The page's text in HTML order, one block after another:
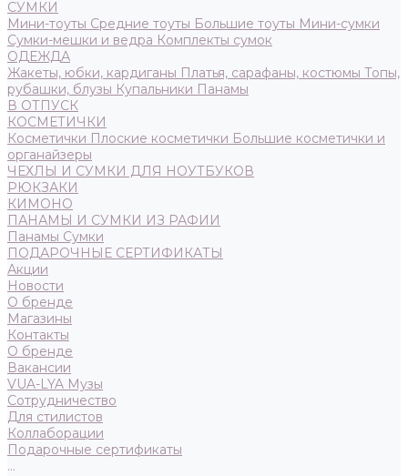
СУМКИ
Мини-тоуты Средние тоуты Большие тоуты Мини-сумки
Сумки-мешки и ведра Комплекты сумок
ОДЕЖДА
Жакеты, юбки, кардиганы Платья, сарафаны, костюмы Топы,
рубашки, блузы Купальники Панамы
В ОТПУСК
КОСМЕТИЧКИ
Косметички Плоские косметички Большие косметички и
органайзеры
ЧЕХЛЫ И СУМКИ ДЛЯ НОУТБУКОВ
РЮКЗАКИ
КИМОНО
ПАНАМЫ И СУМКИ ИЗ РАФИИ
Панамы Сумки
ПОДАРОЧНЫЕ СЕРТИФИКАТЫ
Акции
Новости
О бренде
Магазины
Контакты
О бренде
Вакансии
VUA-LYA Музы
Сотрудничество
Для стилистов
Коллаборации
Подарочные сертификаты
...